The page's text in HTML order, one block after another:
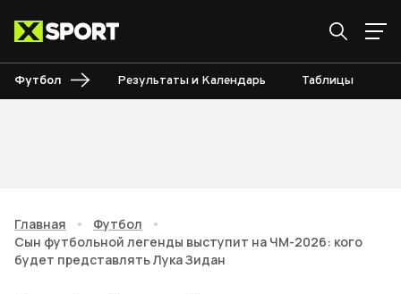
Футбол Результаты и Календарь Таблицы
Главная • Футбол
•
Сын футбольной легенды выступит на ЧМ-2026: кого
будет представлять Лука Зидан